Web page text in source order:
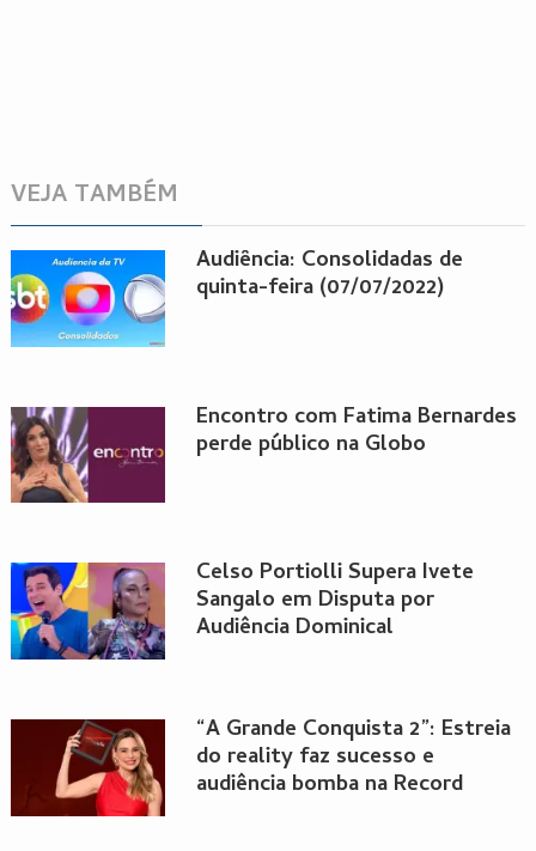
VEJA TAMBÉM
Audiência: Consolidadas de
quinta-feira (07/07/2022)
Encontro com Fatima Bernardes
perde público na Globo
Celso Portiolli Supera Ivete
Sangalo em Disputa por
Audiência Dominical
“A Grande Conquista 2”: Estreia
do reality faz sucesso e
audiência bomba na Record